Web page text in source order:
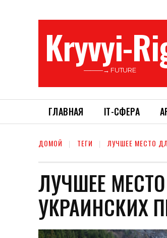
Kryvyi-
———→ FUTURE
ГЛАВНАЯ ІТ-СФЕРА
ДОМОЙ ТЕГИ ЛУЧШЕЕ МЕСТО
ЛУЧШЕЕ
УКРАИНСКИХ